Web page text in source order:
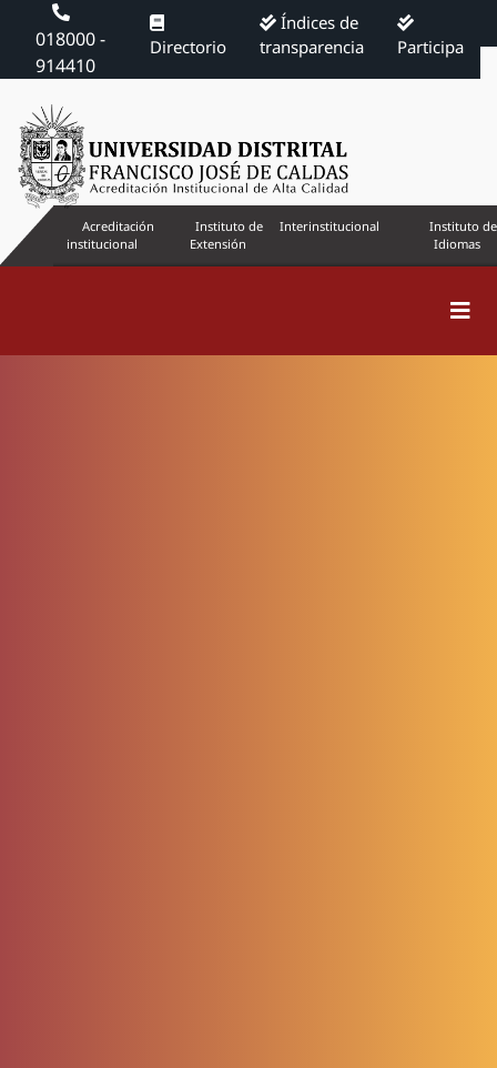
018000 -
914410
Directorio
Índices de
transparencia
Participa
Acreditación
institucional
Instituto de
Extensión
Interinstitucional
Instituto de
Idiomas